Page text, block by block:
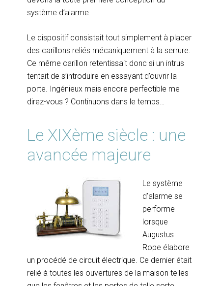
système d’alarme.
Le dispositif consistait tout simplement à placer
des carillons reliés mécaniquement à la serrure.
Ce même carillon retentissait donc si un intrus
tentait de s’introduire en essayant d’ouvrir la
porte. Ingénieux mais encore perfectible me
direz-vous ? Continuons dans le temps…
Le XIXème siècle : une
avancée majeure
Le système
d’alarme se
performe
lorsque
Augustus
Rope élabore
un procédé de circuit électrique. Ce dernier était
relié à toutes les ouvertures de la maison telles